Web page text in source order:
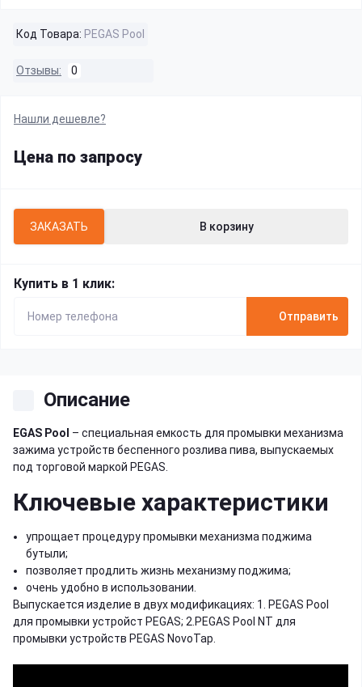
Код Товара: PEGAS Pool
Отзывы: 0
Нашли дешевле?
Цена по запросу
ЗАКАЗАТЬ В корзину
Купить в 1 клик:
Отправить
Описание
EGAS Pool – специальная емкость для промывки механизма
зажима устройств беспенного розлива пива, выпускаемых
под торговой маркой PEGAS.
Ключевые характеристики
упрощает процедуру промывки механизма поджима
бутыли;
позволяет продлить жизнь механизму поджима;
очень удобно в использовании.
Выпускается изделие в двух модификациях: 1. PEGAS Pool
для промывки устройст PEGAS; 2.PEGAS Pool NT для
промывки устройств PEGAS NovoTap.